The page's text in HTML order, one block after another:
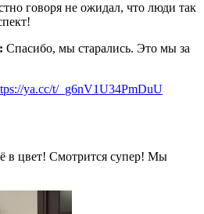
говоря не ожидал, что люди так
Спасибо, мы старались. Это мы за
ya.cc/t/_g6nV1U34PmDuU
в цвет! Смотрится супер! Мы